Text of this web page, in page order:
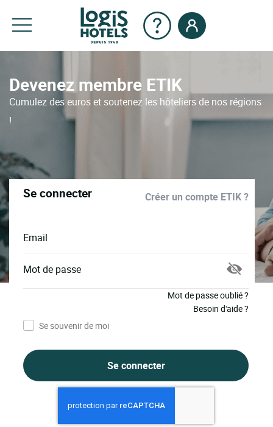
Devenez membre ETIK
Cumulez des euros et soutenez les hôteliers de nos régions
!
Se connecter Créer un compte ETIK ?
Mot de passe oublié ?
Besoin d'aide ?
Se souvenir de moi
Se connecter